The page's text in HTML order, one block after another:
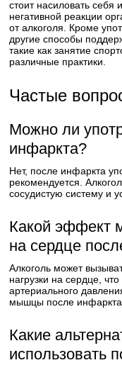
стоит насиловать себя
негативной реакции
от алкоголя. Кроме
другие способы
такие как занятие
различные практики.
Частые
Можно ли
инфаркта?
Нет, после инфаркта
рекомендуется.
сосудистую систему и
Какой эффект
на сердце
Алкоголь может
нагрузки на сердце,
артериального
мышцы после инфаркта.
Какие
использовать